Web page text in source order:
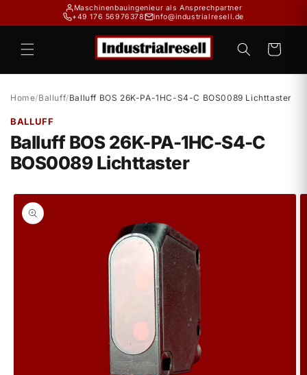
Inhalt
Maschinenbauingenieur als Ansprechpartner
+49 176 56976378
info@industrialresell.de
Warenkorb
Home/Balluff/Balluff BOS 26K-PA-1HC-S4-C BOS0089 Lichttaster
BALLUFF
Balluff BOS 26K-PA-1HC-S4-C
BOS0089 Lichttaster